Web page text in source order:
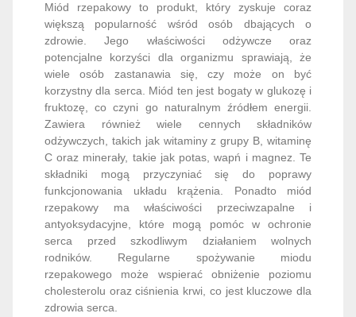
Miód rzepakowy to produkt, który zyskuje coraz
większą popularność wśród osób dbających o
zdrowie. Jego właściwości odżywcze oraz
potencjalne korzyści dla organizmu sprawiają, że
wiele osób zastanawia się, czy może on być
korzystny dla serca. Miód ten jest bogaty w glukozę i
fruktozę, co czyni go naturalnym źródłem energii.
Zawiera również wiele cennych składników
odżywczych, takich jak witaminy z grupy B, witaminę
C oraz minerały, takie jak potas, wapń i magnez. Te
składniki mogą przyczyniać się do poprawy
funkcjonowania układu krążenia. Ponadto miód
rzepakowy ma właściwości przeciwzapalne i
antyoksydacyjne, które mogą pomóc w ochronie
serca przed szkodliwym działaniem wolnych
rodników. Regularne spożywanie miodu
rzepakowego może wspierać obniżenie poziomu
cholesterolu oraz ciśnienia krwi, co jest kluczowe dla
zdrowia serca.